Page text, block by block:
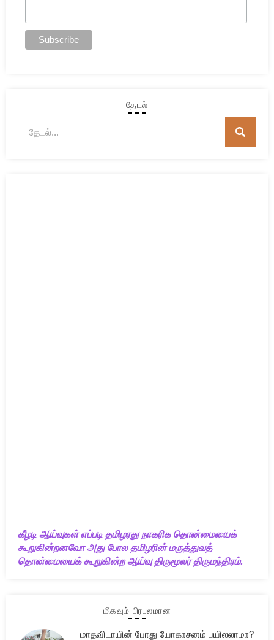
தேடல்
கீழடி ஆய்வுகள் எப்படி தமிழரது நாகரிக தொன்மையைக்
கூறுகின்றனவோ அது போல தமிழரின் மருத்துவத்
தொன்மையைக் கூறுகின்ற ஆய்வு திருமூலர் திருமந்திரம்.
மிகவும் பிரபலமான
மாதவிடாயின் போது யோகாசனம் பயிலலாமா?